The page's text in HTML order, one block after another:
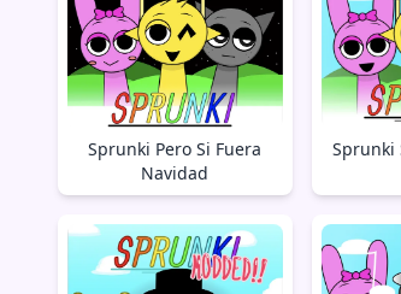
Sprunki Pero Si Fuera
Navidad
Sprunki